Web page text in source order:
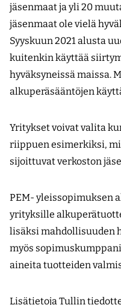
jäsenmaat ja yli 20
jäsenmaat ole vielä
Syyskuun 2021 alusta
kuitenkin käyttää
hyväksyneissä maissa.
alkuperäsääntöjen
Yritykset voivat valita
riippuen esimerkiksi,
sijoittuvat verkoston
PEM- yleissopimuksen
yrityksille
lisäksi mahdollisuuden
myös
aineita tuotteiden
Lisätietoja Tullin